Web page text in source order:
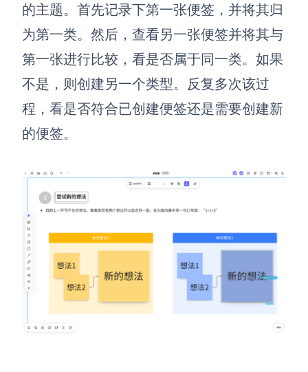
的主题。首先记录下第一张便签，并将其归
为第一类。然后，查看另一张便签并将其与
第一张进行比较，看是否属于同一类。如果
不是，则创建另一个类型。反复多次该过
程，看是否符合已创建便签还是需要创建新
的便签。